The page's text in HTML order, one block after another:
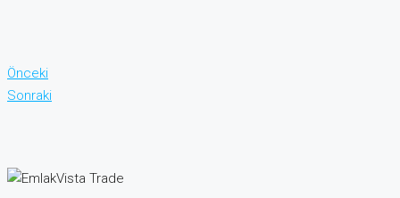
Önceki
Sonraki